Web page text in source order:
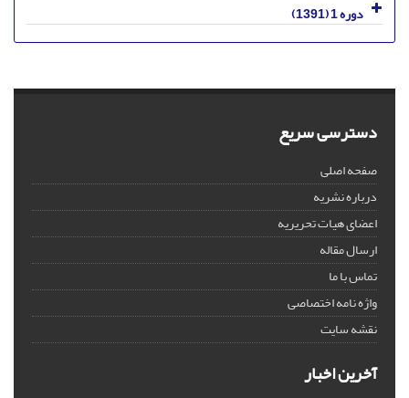
دوره 1 (1391)
دسترسی سریع
صفحه اصلی
درباره نشریه
اعضای هیات تحریریه
ارسال مقاله
تماس با ما
واژه نامه اختصاصی
نقشه سایت
آخرین اخبار